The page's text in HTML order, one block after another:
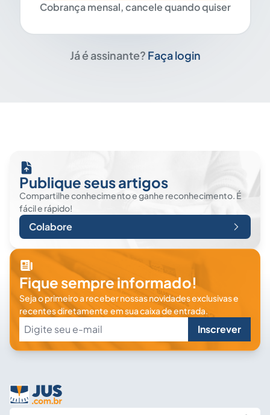
Cobrança mensal, cancele quando quiser
Já é assinante? Faça login
Publique seus artigos
Compartilhe conhecimento e ganhe reconhecimento. É
fácil e rápido!
Colabore
Fique sempre informado!
Seja o primeiro a receber nossas novidades exclusivas e
recentes diretamente em sua caixa de entrada.
Inscrever